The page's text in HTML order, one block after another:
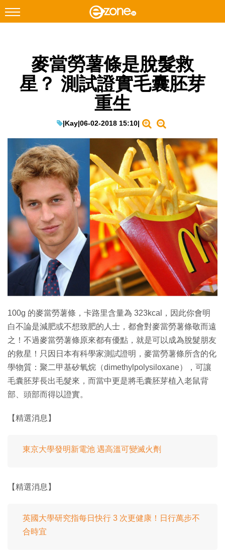
Facebook Instagram
科技焦點
教學評測
EduTech
IT Times
生成式AI與雲端應用
Enterprise Digital Transformation
特集
麥當勞薯條是脫髮救
星？ 測試證實毛囊胚芽
重生
|Kay|06-02-2018 15:10|
100g 的麥當勞薯條，卡路里含量為 323kcal，因此你會明
白不論是減肥或不想致肥的人士，都會對麥當勞薯條敬而遠
之！不過麥當勞薯條原來都有優點，就是可以成為脫髮朋友
的救星！只因日本有科學家測試證明，麥當勞薯條所含的化
學物質：聚二甲基矽氧烷（dimethylpolysiloxane），可讓
毛囊胚芽長出毛髮來，而當中更是將毛囊胚芽植入老鼠背
部、頭部而得以證實。
【精選消息】
東京大學發明新電池 遇高溫可變滅火劑
【精選消息】
英國大學研究指每日快行 3 次更健康！日行萬步不
合時宜